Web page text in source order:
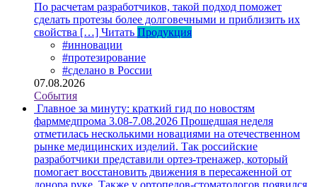
По расчетам разработчиков, такой подход поможет
сделать протезы более долговечными и приблизить их
свойства […] Читать Продукция
#инновации
#протезирование
#сделано в России
07.08.2026
События
Главное за минуту: краткий гид по новостям
фарммедпрома 3.08-7.08.2026 Прошедшая неделя
отметилась несколькими новациями на отечественном
рынке медицинских изделий. Так российские
разработчики представили ортез-тренажер, который
помогает восстановить движения в пересаженной от
донора руке. Также у ортопедов-стоматологов появился